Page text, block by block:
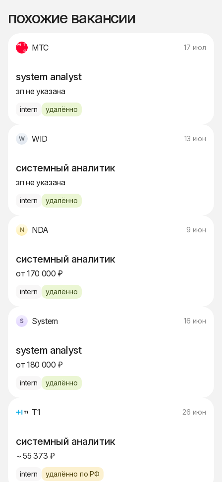
похожие вакансии
МТС 17 июл
system analyst
зп не указана
intern удалённо
WID 13 июн
системный аналитик
зп не указана
intern удалённо
NDA 9 июн
системный аналитик
от 170 000 ₽
intern удалённо
System 16 июн
system analyst
от 180 000 ₽
intern удалённо
Т1 26 июн
системный аналитик
~ 55 373 ₽
intern удалённо по РФ